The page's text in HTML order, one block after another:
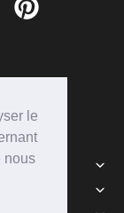
le
nous